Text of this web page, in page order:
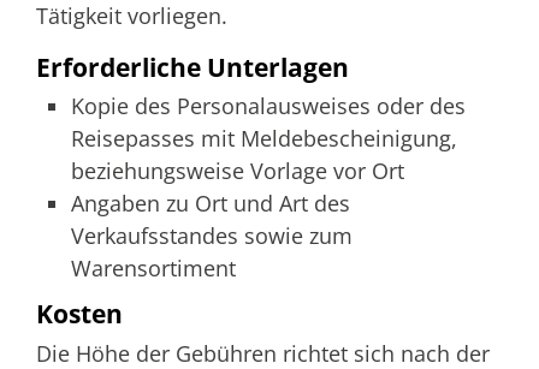
Tätigkeit vorliegen.
Erforderliche Unterlagen
Kopie des Personalausweises oder des
Reisepasses mit Meldebescheinigung,
beziehungsweise Vorlage vor Ort
Angaben zu Ort und Art des
Verkaufsstandes sowie zum
Warensortiment
Kosten
Die Höhe der Gebühren richtet sich nach der